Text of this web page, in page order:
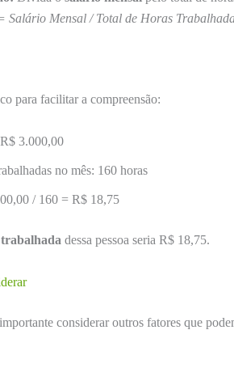
Salário Mensal / Total de Horas
para facilitar a compreensão:
3.000,00
no mês: 160 horas
/ 160 = R$ 18,75
dessa pessoa seria R$ 18,75.
considerar outros fatores que